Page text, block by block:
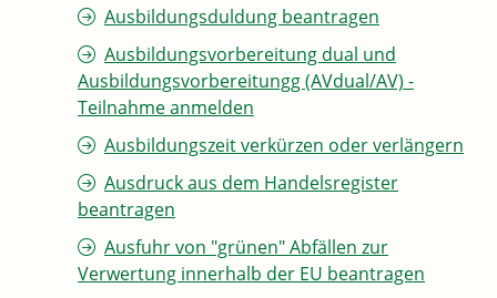
Ausbildungsduldung beantragen
Ausbildungsvorbereitung dual und
Ausbildungsvorbereitungg (AVdual/AV) -
Teilnahme anmelden
Ausbildungszeit verkürzen oder verlängern
Ausdruck aus dem Handelsregister
beantragen
Ausfuhr von "grünen" Abfällen zur
Verwertung innerhalb der EU beantragen